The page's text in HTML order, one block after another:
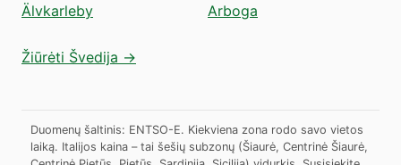
Älvkarleby
Arboga
Žiūrėti Švedija →
Duomenų šaltinis: ENTSO-E. Kiekviena zona rodo savo vietos
laiką. Italijos kaina – tai šešių subzonų (Šiaurė, Centrinė Šiaurė,